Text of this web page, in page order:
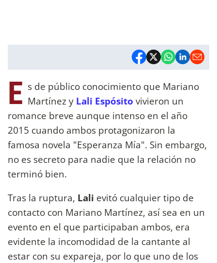
E s de público conocimiento que Mariano
Martínez y Lali Espósito vivieron un
romance breve aunque intenso en el año
2015 cuando ambos protagonizaron la
famosa novela "Esperanza Mía". Sin embargo,
no es secreto para nadie que la relación no
terminó bien.
Tras la ruptura, Lali evitó cualquier tipo de
contacto con Mariano Martínez, así sea en un
evento en el que participaban ambos, era
evidente la incomodidad de la cantante al
estar con su expareja, por lo que uno de los